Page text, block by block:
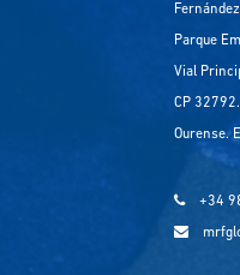
Parque
Vial
CP
Ourense.
+34